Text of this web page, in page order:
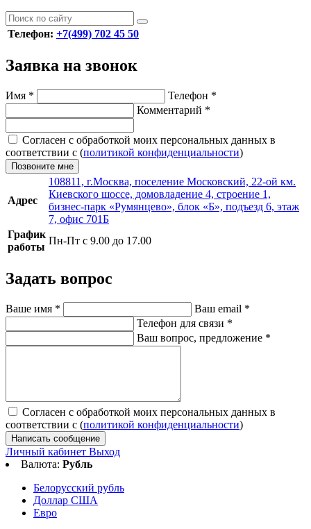
Телефон: +7(499) 702 45 50
Заявка на звонок
Имя * Телефон *
Комментарий *
Согласен с обработкой моих персональных данных в
соответствии с (политикой конфиденциальности)
Позвоните мне
Адрес
108811, г.Москва, поселение Московский, 22-ой км.
Киевского шоссе, домовладение 4, строение 1,
бизнес-парк «Румянцево», блок «Б», подъезд 6, этаж
7, офис 701Б
График
работы
Пн-Пт с 9.00 до 17.00
Задать вопрос
Ваше имя * Ваш email *
Телефон для связи *
Ваш вопрос, предложение *
Согласен с обработкой моих персональных данных в
соответствии с (политикой конфиденциальности)
Написать сообщение
Личный кабинет Выход
Валюта: Рубль
Белорусский рубль
Доллар США
Евро